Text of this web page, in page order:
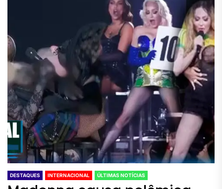
DESTAQUES INTERNACIONAL ÚLTIMAS NOTÍCIAS